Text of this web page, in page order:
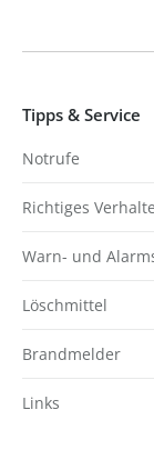
Tipps & Service
Notrufe
Richtiges
Warn- und
Löschmittel
Brandmelder
Links